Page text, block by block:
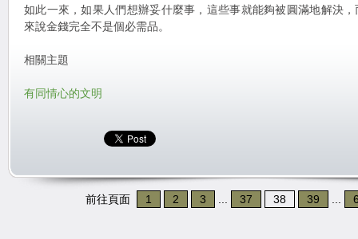
如此一來，如果人們想辦妥什麼事，這些事就能夠被圓滿地解決
來說金錢完全不是個必需品。
相關主題
有同情心的文明
前往頁面 1 2 3 37 38 39